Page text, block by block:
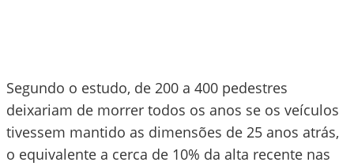
Segundo o estudo, de 200 a 400 pedestres
deixariam de morrer todos os anos se os veículos
tivessem mantido as dimensões de 25 anos atrás,
o equivalente a cerca de 10% da alta recente nas